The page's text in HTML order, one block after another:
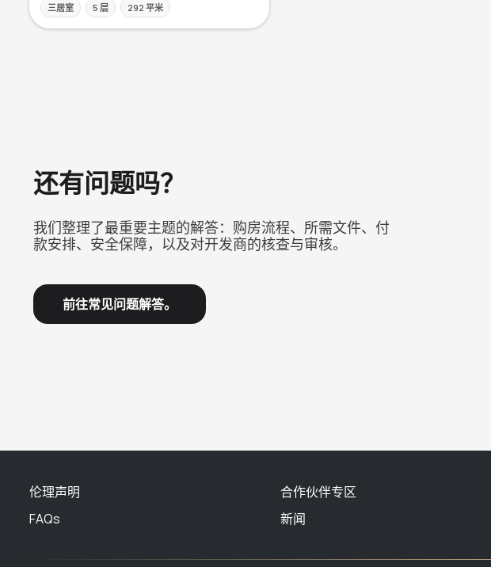
三居室 5 层 292 平米
还有问题吗？
我们整理了最重要主题的解答：购房流程、所需文件、付
款安排、安全保障，以及对开发商的核查与审核。
前往常见问题解答。
伦理声明
FAQs
合作伙伴专区
新闻